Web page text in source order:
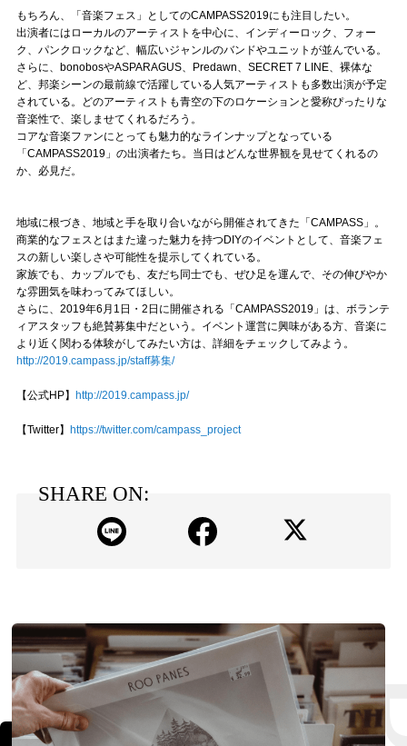
もちろん、「音楽フェス」としてのCAMPASS2019にも注目したい。
出演者にはローカルのアーティストを中心に、インディーロック、フォー
ク、パンクロックなど、幅広いジャンルのバンドやユニットが並んでいる。
さらに、bonobosやASPARAGUS、Predawn、SECRET 7 LINE、裸体な
ど、邦楽シーンの最前線で活躍している人気アーティストも多数出演が予定
されている。どのアーティストも青空の下のロケーションと愛称ぴったりな
音楽性で、楽しませてくれるだろう。
コアな音楽ファンにとっても魅力的なラインナップとなっている
「CAMPASS2019」の出演者たち。当日はどんな世界観を見せてくれるの
か、必見だ。
地域に根づき、地域と手を取り合いながら開催されてきた「CAMPASS」。
商業的なフェスとはまた違った魅力を持つDIYのイベントとして、音楽フェ
スの新しい楽しさや可能性を提示してくれている。
家族でも、カップルでも、友だち同士でも、ぜひ足を運んで、その伸びやか
な雰囲気を味わってみてほしい。
さらに、2019年6月1日・2日に開催される「CAMPASS2019」は、ボランテ
ィアスタッフも絶賛募集中だという。イベント運営に興味がある方、音楽に
より近く関わる体験がしてみたい方は、詳細をチェックしてみよう。
http://2019.campass.jp/staff募集/
【公式HP】 http://2019.campass.jp/
【Twitter】 https://twitter.com/campass_project
SHARE ON: